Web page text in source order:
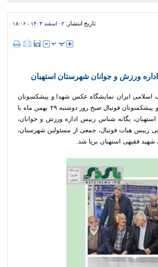
تاریخ انتشار: ۰۲ اسفند ۱۴۰۳ - ۱۸:۰۶
ورزش و جوانان شهرستان استهبان
اسلامی ایران نمایشگاه عکس شهدا و پیشکسوتان
فوتبال شهرستان استهبان به همت اداره ورزش و جوانان و پیشکسوتان فوتبال صبح روز دوشنبه ۲۹ بهمن ماه با
یگانه شناس رییس اداره ورزش و جوانان،
رییس هیات فوتبال، جمعی از مسئولین شهرستان،
فقیهی استهبان برپا شد.